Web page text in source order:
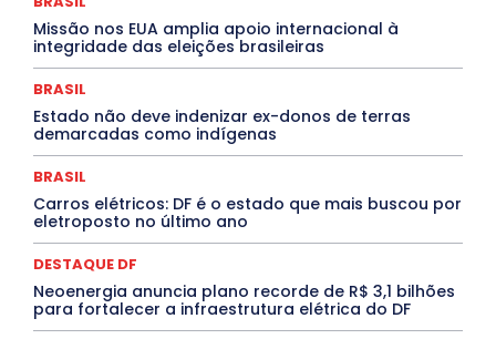
Paraíba
Paraná Pernambuco Piauí
PROCESSO SELETIVO
QUALIFICAÇÃO PROFISSIONAL
RESIDÊNCIA
Santa Catarina
São Paulo SARAMPO
Saúde Agora
SEGURANÇA
TÁ FROID?
TEATRO TECNOLOGIA
TIC TAC
Mais
Missão nos EUA amplia apoio internacional à
integridade das eleições brasileiras
BRASIL
Estado não deve indenizar ex-donos de terras
demarcadas como indígenas
BRASIL
Carros elétricos: DF é o estado que mais buscou por
eletroposto no último ano
DESTAQUE DF
Neoenergia anuncia plano recorde de R$ 3,1 bilhões
para fortalecer a infraestrutura elétrica do DF